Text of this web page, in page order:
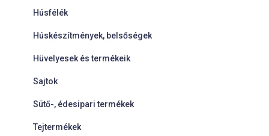
Húsfélék
Húskészítmények, belsőségek
Hüvelyesek és termékeik
Sajtok
Sütő-, édesipari termékek
Tejtermékek